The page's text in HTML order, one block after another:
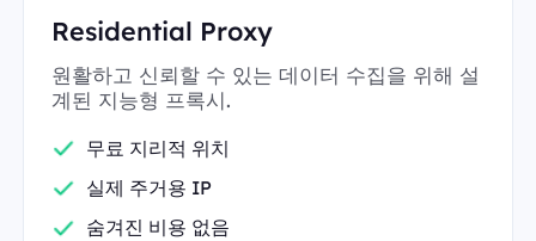
Residential Proxy
원활하고 신뢰할 수 있는 데이터 수집을 위해 설
계된 지능형 프록시.
무료 지리적 위치
실제 주거용 IP
숨겨진 비용 없음